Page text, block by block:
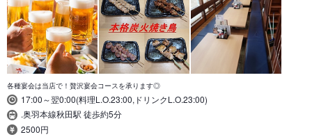
各種宴会は当店で！贅沢宴会コースを承ります◎
17:00～翌0:00(料理L.O.23:00,ドリンクL.O.23:00)
.奥羽本線秋田駅 徒歩約5分
2500円